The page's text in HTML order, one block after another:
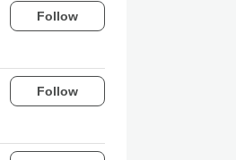
Follow
Follow